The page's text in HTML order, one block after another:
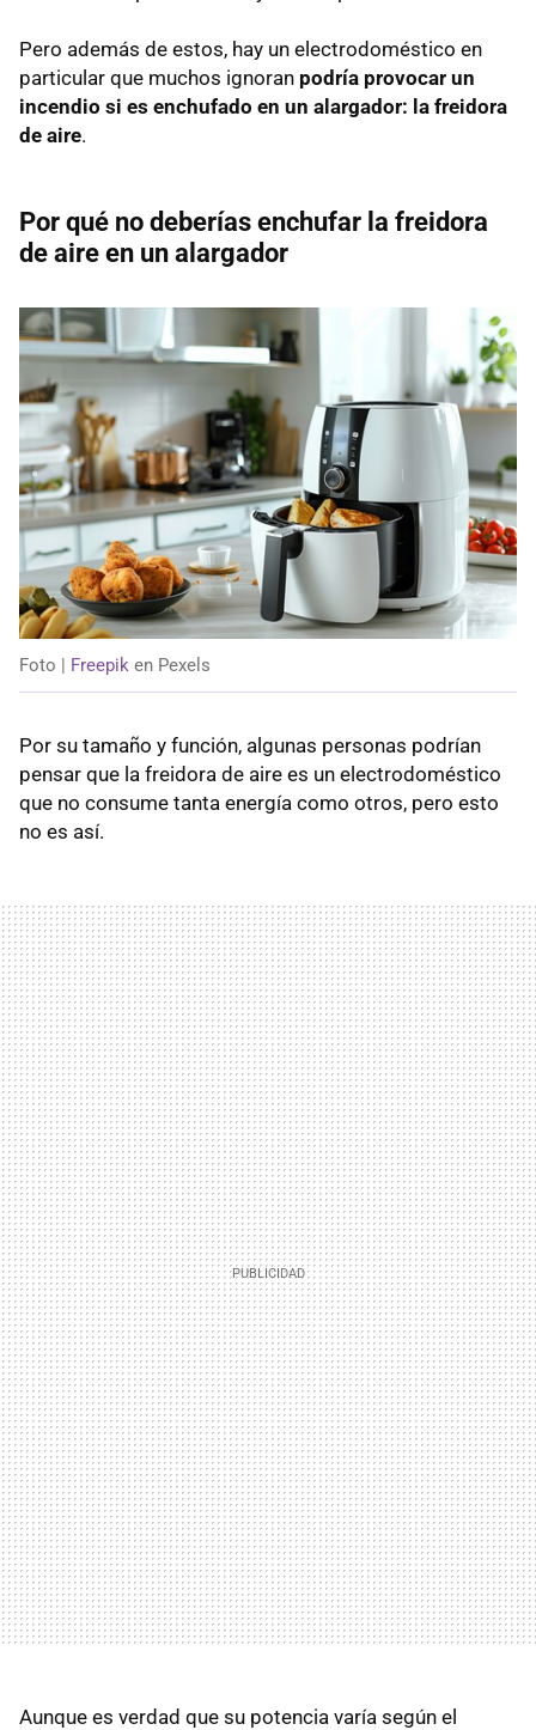
Pero además de estos, hay un electrodoméstico en
particular que muchos ignoran podría provocar un
incendio si es enchufado en un alargador: la freidora
de aire.
Por qué no deberías enchufar la freidora
de aire en un alargador
Foto | Freepik en Pexels
Por su tamaño y función, algunas personas podrían
pensar que la freidora de aire es un electrodoméstico
que no consume tanta energía como otros, pero esto
no es así.
Aunque es verdad que su potencia varía según el